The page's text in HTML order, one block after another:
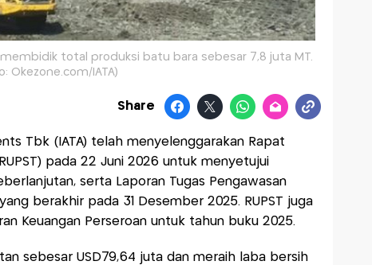
membidik total produksi batu bara sebesar 7,8 juta MT.
Okezone.com/IATA)
Share
Tbk (IATA) telah menyelenggarakan Rapat
pada 22 Juni 2026 untuk menyetujui
serta Laporan Tugas Pengawasan
berakhir pada 31 Desember 2025. RUPST juga
Keuangan Perseroan untuk tahun buku 2025.
sebesar USD79,64 juta dan meraih laba bersih